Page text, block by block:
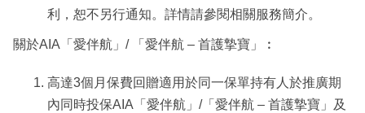
利，恕不另行通知。詳情請參閱相關服務簡介。
關於AIA「愛伴航」/ 「愛伴航 – 首護摯寶」︰
高達3個月保費回贈適用於同一保單持有人於推廣期
內同時投保AIA「愛伴航」/「愛伴航 – 首護摯寶」及